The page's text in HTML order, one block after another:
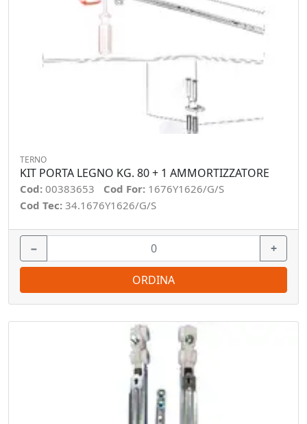
TERNO
KIT PORTA LEGNO KG. 80 + 1 AMMORTIZZATORE
Cod: 00383653 Cod For: 1676Y1626/G/S
Cod Tec: 34.1676Y1626/G/S
− +
ORDINA